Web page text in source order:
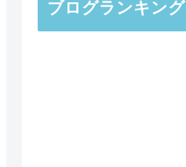
ブログランキング